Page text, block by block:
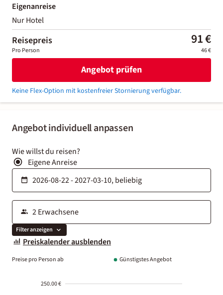
Angebot individuell anpassen
Wie willst du reisen?
Eigene Anreise
Filter anzeigen
Preiskalender ausblenden
Preise pro Person ab Günstigstes Angebot
250.00 €
Eigenanreise
Nur Hotel
Reisepreis 91 €
Pro Person 46 €
Angebot prüfen
Keine Flex-Option mit kostenfreier Stornierung verfügbar.